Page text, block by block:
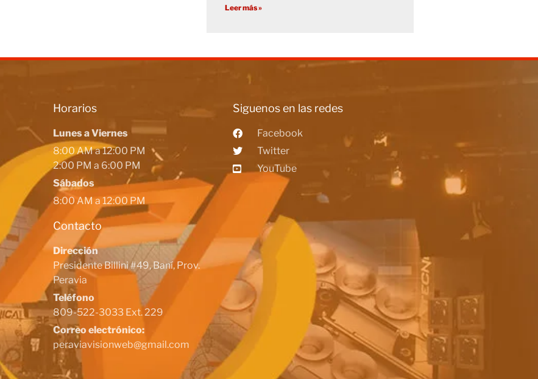
Leer más »
Horarios
Lunes a Viernes
8:00 AM a 12:00 PM
2:00 PM a 6:00 PM
Sábados
8:00 AM a 12:00 PM
Contacto
Dirección
Presidente Billini #49, Baní, Prov.
Peravia
Teléfono
809-522-3033 Ext. 229
Correo electrónico:
peraviavisionweb@gmail.com
Siguenos en las redes
Facebook
Twitter
YouTube